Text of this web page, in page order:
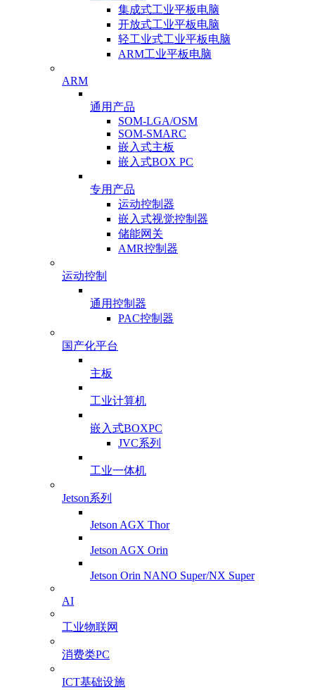
集成式工业平板电脑
开放式工业平板电脑
轻工业式工业平板电脑
ARM工业平板电脑
ARM
通用产品
SOM-LGA/OSM
SOM-SMARC
嵌入式主板
嵌入式BOX PC
专用产品
运动控制器
嵌入式视觉控制器
储能网关
AMR控制器
运动控制
通用控制器
PAC控制器
国产化平台
主板
工业计算机
嵌入式BOXPC
JVC系列
工业一体机
Jetson系列
Jetson AGX Thor
Jetson AGX Orin
Jetson Orin NANO Super/NX Super
AI
工业物联网
消费类PC
ICT基础设施